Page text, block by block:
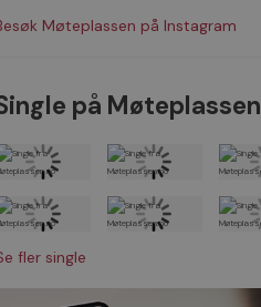
Møteplassen på Instagram
på Møteplassen
fler single